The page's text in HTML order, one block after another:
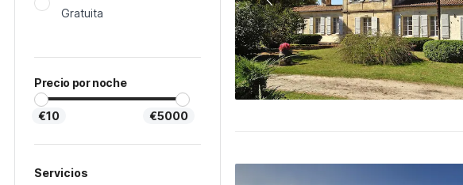
Gratuita
Precio por noche
€10 €5000
Servicios